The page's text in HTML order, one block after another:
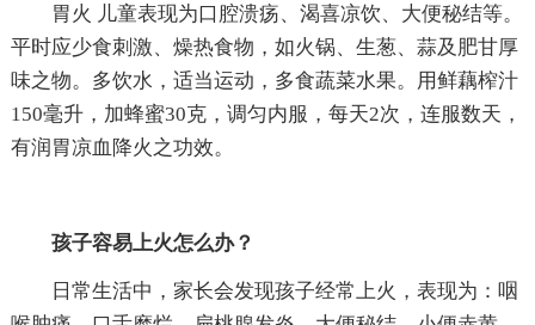
胃火 儿童表现为口腔溃疡、渴喜凉饮、大便秘结等。
平时应少食刺激、燥热食物，如火锅、生葱、蒜及肥甘厚
味之物。多饮水，适当运动，多食蔬菜水果。用鲜藕榨汁
150毫升，加蜂蜜30克，调匀内服，每天2次，连服数天，
有润胃凉血降火之功效。
孩子容易上火怎么办？
日常生活中，家长会发现孩子经常上火，表现为：咽